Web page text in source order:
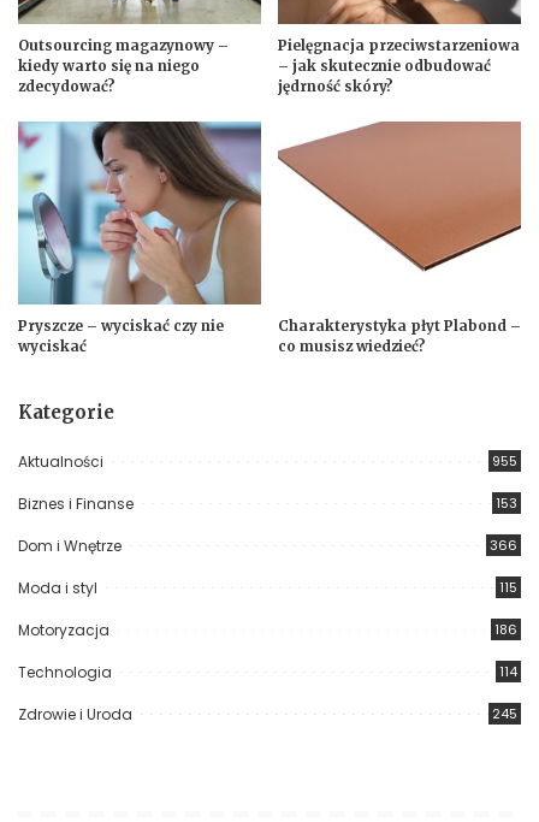
Outsourcing magazynowy –
kiedy warto się na niego
zdecydować?
Pielęgnacja przeciwstarzeniowa
– jak skutecznie odbudować
jędrność skóry?
Pryszcze – wyciskać czy nie
wyciskać
Charakterystyka płyt Plabond –
co musisz wiedzieć?
Kategorie
Aktualności 955
Biznes i Finanse 153
Dom i Wnętrze 366
Moda i styl 115
Motoryzacja 186
Technologia 114
Zdrowie i Uroda 245